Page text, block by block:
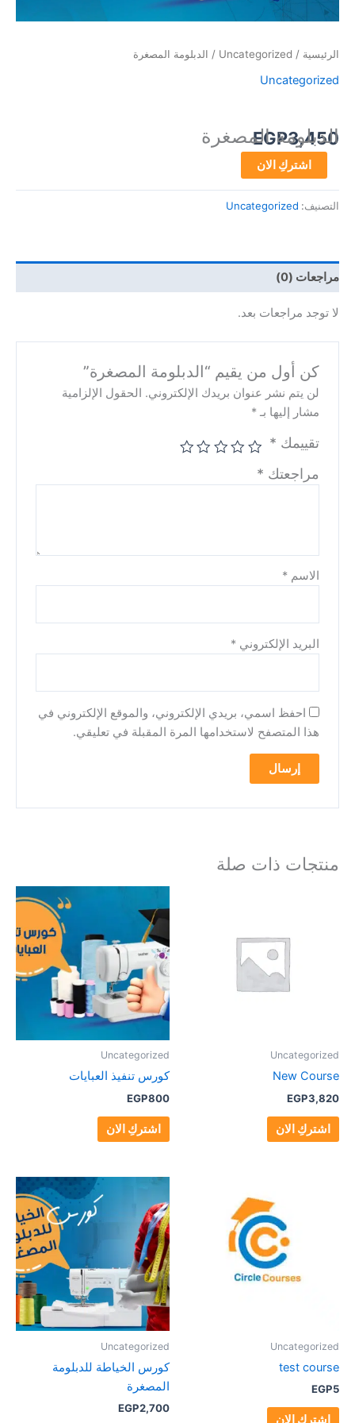
الرئيسية /
Uncategorized / الدبلومة المصغرة
Uncategorized
الدبلومة المصغرة
EGP3,450
اشتركِ الان
التصنيف: Uncategorized
مراجعات (0)
لا توجد مراجعات بعد.
كن أول من يقيم “الدبلومة المصغرة”
لن يتم نشر عنوان بريدك الإلكتروني. الحقول الإلزامية
مشار إليها بـ*
تقييمك *
مراجعتك *
الاسم*
البريد الإلكتروني*
احفظ اسمي، بريدي الإلكتروني، والموقع الإلكتروني في
هذا المتصفح لاستخدامها المرة المقبلة في تعليقي.
منتجات ذات صلة
Uncategorized
New Course
EGP3,820
اشتركِ الان
Uncategorized
كورس تنفيذ العبايات
EGP800
اشتركِ الان
Uncategorized
test course
EGP5
اشتركِ الان
Uncategorized
كورس الخياطة للدبلومة
المصغرة
EGP2,700